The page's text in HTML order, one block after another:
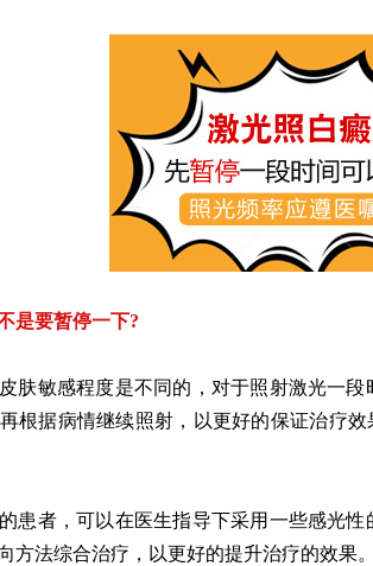
是要暂停一下?
敏感程度是不同的，对于照射激光一段
根据病情继续照射，以更好的保证治疗效
者，可以在医生指导下采用一些感光性
方法综合治疗，以更好的提升治疗的效果。